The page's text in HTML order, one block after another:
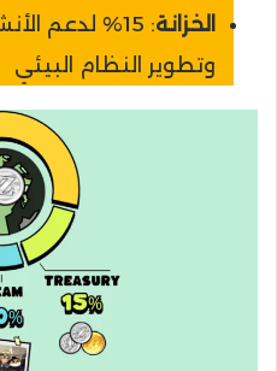
الخزانة
: 15% لدعم
وتطوير النظام البيئي